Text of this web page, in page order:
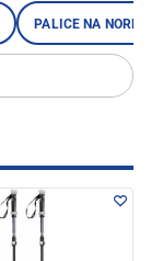
PALICE NA